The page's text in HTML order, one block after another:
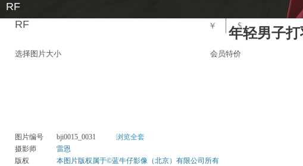
RF
年轻男子
选择图片大小 会员特价
RF ￥ $
图片编号 bji0015_0031
浏览全套
摄影师
雷恩
版权
本图片版权属于©蓝牛仔影像（北京）有限公司所有